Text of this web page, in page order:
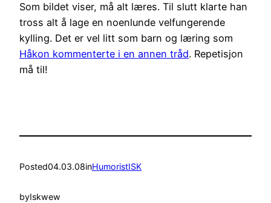
Som bildet viser, må alt læres. Til slutt klarte han
tross alt å lage en noenlunde velfungerende
kylling. Det er vel litt som barn og læring som
Håkon kommenterte i en annen tråd. Repetisjon
må til!
Posted04.03.08inHumoristISK
byIskwew